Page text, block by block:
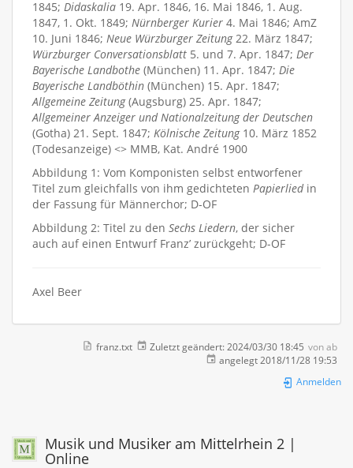
1845; Didaskalia 19. Apr. 1846, 16. Mai 1846, 1. Aug.
1847, 1. Okt. 1849; Nürnberger Kurier 4. Mai 1846; AmZ
10. Juni 1846; Neue Würzburger Zeitung22. März 1847;
Würzburger Conversationsblatt 5. und 7. Apr. 1847; Der
Bayerische Landbothe (München) 11. Apr. 1847; Die
Bayerische Landböthin (München) 15. Apr. 1847;
Allgemeine Zeitung(Augsburg) 25. Apr. 1847;
Allgemeiner Anzeiger und Nationalzeitung der Deutschen
(Gotha) 21. Sept. 1847; Kölnische Zeitung10. März 1852
(Todesanzeige) <> MMB, Kat. André 1900
Abbildung 1: Vom Komponisten selbst entworfener
Titel zum gleichfalls von ihm gedichteten Papierliedin
der Fassung für Männerchor; D-OF
Abbildung 2: Titel zu den Sechs Liedern, der sicher
auch auf einen Entwurf Franz’ zurückgeht; D-OF
Axel Beer
franz.txt Zuletzt geändert: 2024/03/30 18:45 vonab
angelegt 2018/11/28 19:53
Anmelden
Musik und Musiker am Mittelrhein 2 |
Online